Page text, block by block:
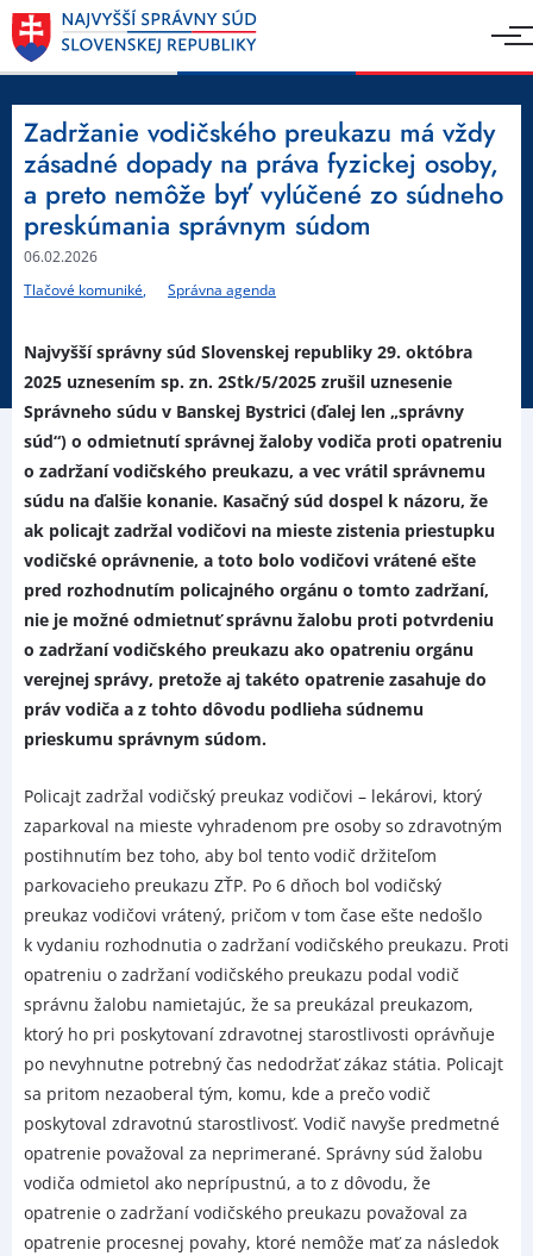
Zadržanie vodičského preukazu má vždy
zásadné dopady na práva fyzickej osoby,
a preto nemôže byť vylúčené zo súdneho
preskúmania správnym súdom
06.02.2026
Tlačové komuniké
Správna agenda
Najvyšší správny súd Slovenskej republiky 29. októbra
2025 uznesením sp. zn. 2Stk/5/2025 zrušil uznesenie
Správneho súdu v Banskej Bystrici (ďalej len „správny
súd“) o odmietnutí správnej žaloby vodiča proti opatreniu
o zadržaní vodičského preukazu, a vec vrátil správnemu
súdu na ďalšie konanie. Kasačný súd dospel k názoru, že
ak policajt zadržal vodičovi na mieste zistenia priestupku
vodičské oprávnenie, a toto bolo vodičovi vrátené ešte
pred rozhodnutím policajného orgánu o tomto zadržaní,
nie je možné odmietnuť správnu žalobu proti potvrdeniu
o zadržaní vodičského preukazu ako opatreniu orgánu
verejnej správy, pretože aj takéto opatrenie zasahuje do
práv vodiča a z tohto dôvodu podlieha súdnemu
prieskumu správnym súdom.
Policajt zadržal vodičský preukaz vodičovi – lekárovi, ktorý
zaparkoval na mieste vyhradenom pre osoby so zdravotným
postihnutím bez toho, aby bol tento vodič držiteľom
parkovacieho preukazu ZŤP. Po 6 dňoch bol vodičský
preukaz vodičovi vrátený, pričom v tom čase ešte nedošlo
k vydaniu rozhodnutia o zadržaní vodičského preukazu. Proti
opatreniu o zadržaní vodičského preukazu podal vodič
správnu žalobu namietajúc, že sa preukázal preukazom,
ktorý ho pri poskytovaní zdravotnej starostlivosti oprávňuje
po nevyhnutne potrebný čas nedodržať zákaz státia. Policajt
sa pritom nezaoberal tým, komu, kde a prečo vodič
poskytoval zdravotnú starostlivosť. Vodič navyše predmetné
opatrenie považoval za neprimerané. Správny súd žalobu
vodiča odmietol ako neprípustnú, a to z dôvodu, že
opatrenie o zadržaní vodičského preukazu považoval za
opatrenie procesnej povahy, ktoré nemôže mať za následok